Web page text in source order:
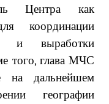
Центра как
координации
и выработки
того, глава МЧС
на дальнейшем
географии